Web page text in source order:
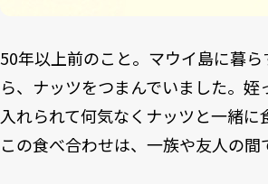
50年以上前のこと。マウイ島に暮
ら、ナッツをつまんでいました。
入れられて何気なくナッツと一緒に
この食べ合わせは、一族や友人の間